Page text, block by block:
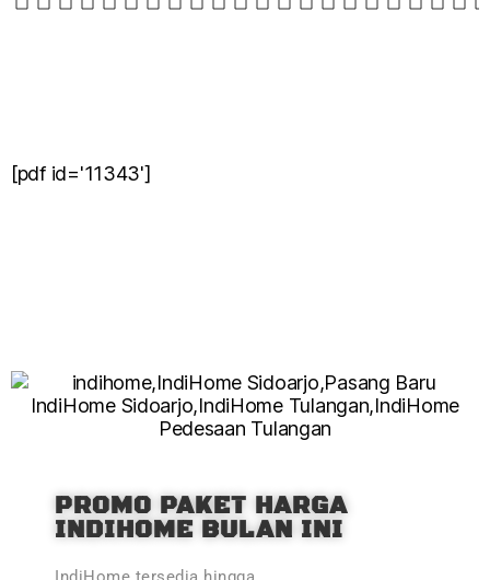
[pdf id='11343']
PROMO PAKET HARGA
INDIHOME BULAN INI